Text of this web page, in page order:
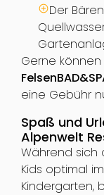
Der
Gerne
eine Gebühr
Spaß und
Alpenwelt
Während sich
Kids optimal
Kindergarten,